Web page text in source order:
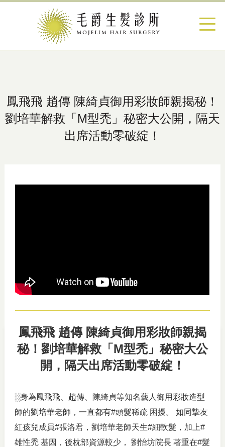
鳳飛飛 趙傳 陳綺貞御用彩妝師親揭秘！
劉培華解救「M型禿」秘密大公開，隔天
出席活動零破綻！
鳳飛飛 趙傳 陳綺貞御用彩妝師親揭
秘！劉培華解救「M型禿」秘密大公
開，隔天出席活動零破綻！
░身為鳳飛飛、趙傳、陳綺貞等知名藝人御用彩妝造型
師的劉培華老師，一直都有#頭髮稀疏 困擾。 如同摯友
紅孩兒成員#張洛君，劉培華老師天生#細軟髮，加上#
雄性禿 基因，後枕部資源較少， 劉怡坊院長 著重在#髮